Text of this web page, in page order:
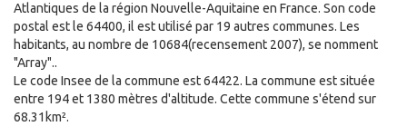
Atlantiques de la région Nouvelle-Aquitaine en France. Son code
postal est le 64400, il est utilisé par 19 autres communes. Les
habitants, au nombre de 10684(recensement 2007), se nomment
"Array"..
Le code Insee de la commune est 64422. La commune est située
entre 194 et 1380 mètres d'altitude. Cette commune s'étend sur
68.31km².